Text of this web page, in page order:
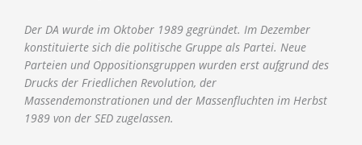
Der DA wurde im Oktober 1989 gegründet. Im Dezember
konstituierte sich die politische Gruppe als Partei. Neue
Parteien und Oppositionsgruppen wurden erst aufgrund des
Drucks der Friedlichen Revolution, der
Massendemonstrationen und der Massenfluchten im Herbst
1989 von der SED zugelassen.